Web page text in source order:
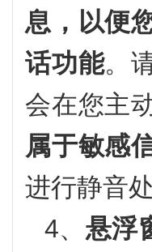
息，以便
话功能。
会在您主
属于敏感
进行静音
4、 悬浮